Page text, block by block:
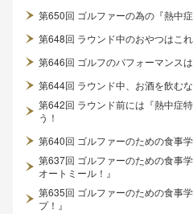
第650回 ゴルファーの為の『熱中
第648回 ラウンド中のおやつはこれ
第646回 ゴルフのパフォーマンス
第644回 ラウンド中、お酒を飲む
第642回 ラウンド前には『熱中症
う！
第640回 ゴルファーのための食事
第637回 ゴルファーのための食事
オートミール！』
第635回 ゴルファーのための食事
プ！』